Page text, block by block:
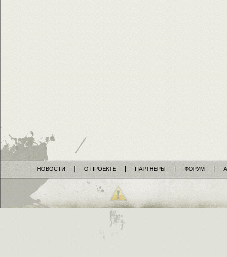
НОВОСТИ О ПРОЕКТЕ ПАРТНЕРЫ ФОРУМ